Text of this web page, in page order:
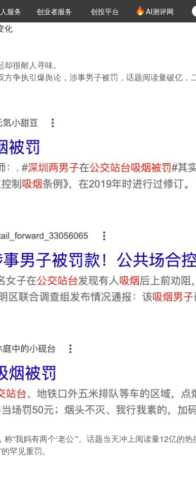
资机构库
职位推介
服务 创投氪堂
创业者服务 创投平台 AI测评网
化
很耐人寻味。
争执引爆舆论，涉事男子被罚，话题阅读量破亿，
“我妈有两个‘老公’”。话题当天冲上阅读量12亿的
罕见重罚。